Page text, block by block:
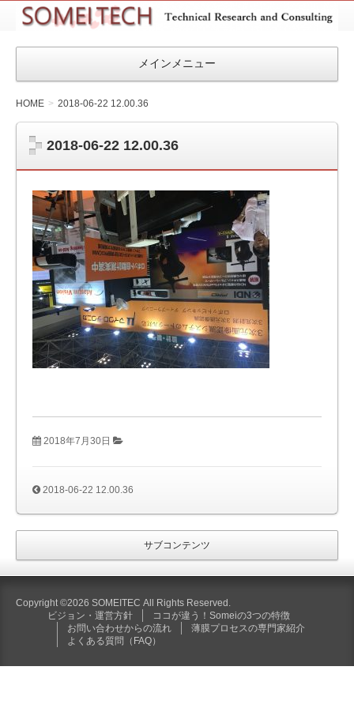
SOMEITEC
メインメニュー
HOME 2018-06-22 12.00.36
2018-06-22 12.00.36
2018年7月30日
2018-06-22 12.00.36
サブコンテンツ
Copyright ©2026 SOMEITEC All Rights Reserved.
ビジョン・運営方針
ココが違う！Someiの3つの特徴
お問い合わせからの流れ
薄膜プロセスの専門家紹介
よくある質問（FAQ）